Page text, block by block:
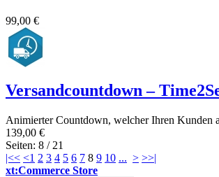
99,00 €
Versandcountdown –
Animierter Countdown, welcher Ihren Kunden
139,00 €
Seiten: 8 / 21
|<< <1 2 3 4 5 6 7 8 9 10 ... > >>|
xt:Commerce Store